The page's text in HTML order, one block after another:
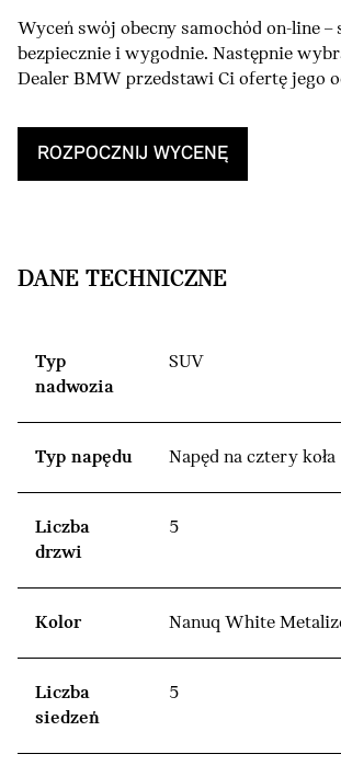
Wyceń swój obecny samochód on-line –
bezpiecznie i wygodnie. Następnie
Dealer BMW przedstawi Ci ofertę jego
ROZPOCZNIJ WYCENĘ
DANE TECHNICZNE
Typ
nadwozia
SUV
Typ napędu Napęd na cztery koła
Liczba
drzwi
5
Kolor Nanuq White
Liczba
siedzeń
5